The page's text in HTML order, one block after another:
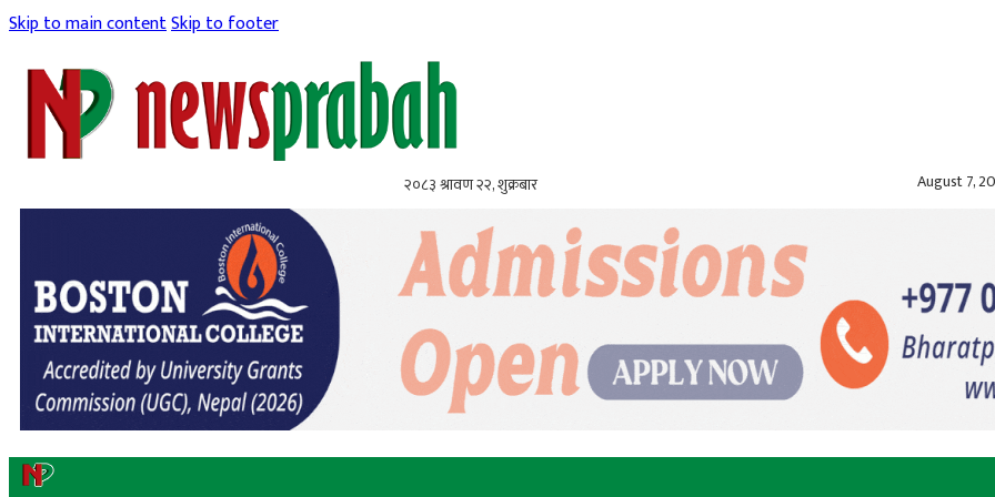
Skip to main contentSkip to footer
२०८३ श्रावण २२, शुक्रबार August 7,